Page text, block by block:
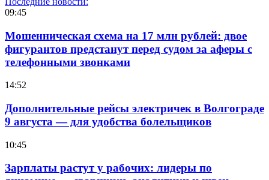
09:45
Мошенническая схема на 17 млн рублей: двое
фигурантов предстанут перед судом за аферы с
телефонными звонками
14:52
Дополнительные рейсы электричек в Волгограде
9 августа — для удобства болельщиков
10:45
Зарплаты растут у рабочих: лидеры по